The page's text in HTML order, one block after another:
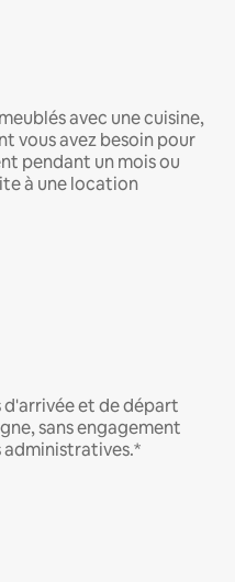
avec une cuisine,
vous avez besoin pour
pendant un mois ou
à une location
d'arrivée et de départ
sans engagement